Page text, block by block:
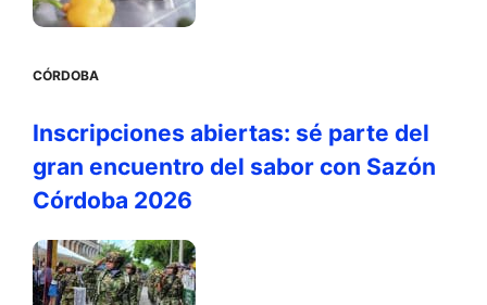
CÓRDOBA
Inscripciones abiertas: sé parte del
gran encuentro del sabor con Sazón
Córdoba 2026